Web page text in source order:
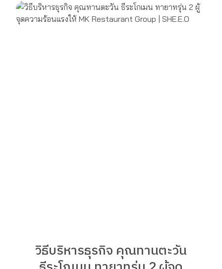
วิธีบริหารธุรกิจ คุณทานตะวัน